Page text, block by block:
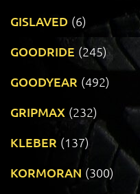
GISLAVED (6)
GOODRIDE (245)
GOODYEAR (492)
GRIPMAX (232)
KLEBER (137)
KORMORAN (300)